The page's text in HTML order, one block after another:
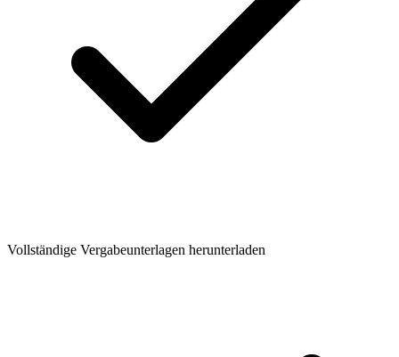
Vollständige Vergabeunterlagen herunterladen